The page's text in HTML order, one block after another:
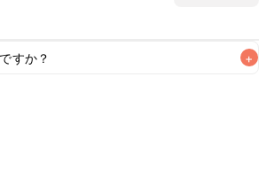
すか？ +
中が目安です。なるべくお早めにお召